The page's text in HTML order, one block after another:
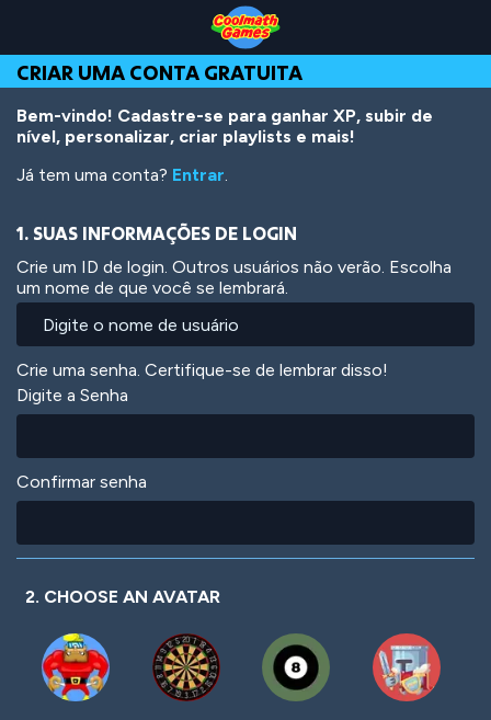
Top
of
Page
Navigation
Main
Content
Footer
o
conteúdo
principal
CRIAR UMA CONTA GRATUITA
Bem-vindo! Cadastre-se para ganhar XP, subir de
nível, personalizar, criar playlists e mais!
Já tem uma conta? Entrar.
1. SUAS INFORMAÇÕES DE LOGIN
Crie um ID de login. Outros usuários não verão. Escolha
um nome de que você se lembrará.
Crie uma senha. Certifique-se de lembrar disso!
Digite a Senha
Confirmar senha
2. CHOOSE AN AVATAR